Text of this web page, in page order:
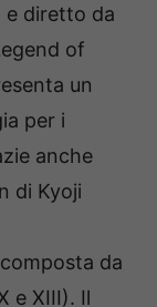
e diretto da
of
un
per i
anche
di Kyoji
da
e XIII). Il